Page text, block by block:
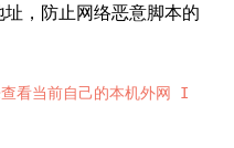
，防止网络恶意脚本的
看当前自己的本机外网 I